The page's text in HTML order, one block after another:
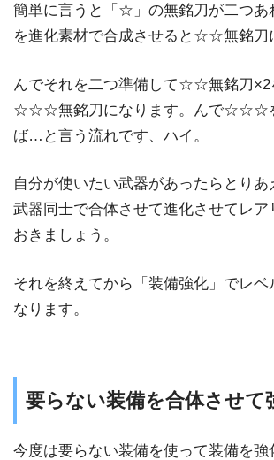
簡単に言うと「☆」の無銘刀が二つあ
を進化素材で合成させると☆☆無銘刀
んでそれを二つ準備して☆☆無銘刀×2
☆☆☆無銘刀になります。んで☆☆☆
ば…と言う流れです、ハイ。
自分が使いたい武器があったらとり
武器同士で合体させて進化させてレア
おきましょう。
それを終えてから「装備強化」でレベ
なります。
要らない装備を合体させて
今度は要らない装備を使って装備を強